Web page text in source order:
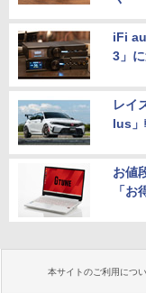
iFi
3」
レイ
lus」
お値
「お
本サイトのご利用につ